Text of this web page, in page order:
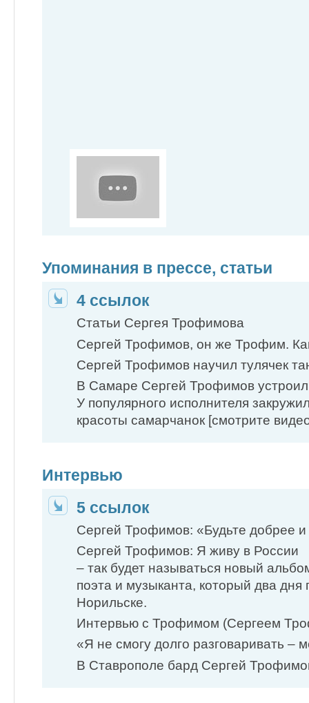
Упоминания в прессе, статьи
4 ссылок
Статьи Сергея Трофимова
Сергей Трофимов, он же Трофим.
Сергей Трофимов научил тулячек
В Самаре Сергей Трофимов
У популярного исполнителя
красоты самарчанок [смотрите
Интервью
5 ссылок
Сергей Трофимов: «Будьте добрее
Сергей Трофимов: Я живу в России
– так будет называться новый
поэта и музыканта, который два дня
Норильске.
Интервью с Трофимом (Сергеем
«Я не смогу долго разговаривать –
В Ставрополе бард Сергей